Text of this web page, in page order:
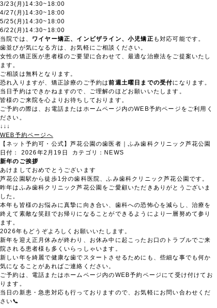
3/23(月)14:30~18:00
4/27(月)14:30~18:00
5/25(月)14:30~18:00
6/22(月)14:30~18:00
当院では、 ワイヤー矯正、インビザライン、小児矯正 も対応可能です。
歯並びが気になる方は、お気軽にご相談ください。
女性の矯正医が患者様のご要望に合わせて、最適な治療法をご提案いたし
ます。
ご相談は無料となります。
恐れ入りますが、矯正診療のご予約は前週土曜日までの受付になります。
当日予約はできかねますので、ご理解のほどお願いいたします。
皆様のご来院を心よりお待ちしております。
ご予約の際は、お電話またはホームページ内のWEB予約ページをご利用く
ださい。
↓↓↓
WEB予約ページへ
【ネット予約可・公式】芦花公園の歯医者｜ふみ歯科クリニック芦花公園
日付： 2026年2月19日 カテゴリ： NEWS
新年のご挨拶
あけましておめでとうございます
芦花公園駅から徒歩1分の歯科医院、ふみ歯科クリニック芦花公園です。
昨年はふみ歯科クリニック芦花公園をご愛顧いただきありがとうございま
した。
本年も皆様のお悩みに真摯に向き合い、歯科への恐怖心を減らし、治療を
終えて素敵な笑顔でお帰りになることができるようにより一層努めて参り
ます。
2026年もどうぞよろしくお願いいたします。
新年を迎え正月休みが終わり、お休み中に起こったお口のトラブルでご来
院される患者様も多くいらっしゃいます。
新しい年を綺麗で健康な歯でスタートさせるためにも、些細な事でも何か
気になることがあればご連絡ください。
ご予約は、電話またはホームページ内のWEB予約ページにて受け付けてお
ります。
当日の新患・急患対応も行っておりますので、お気軽にお問い合わせくだ
さい📞